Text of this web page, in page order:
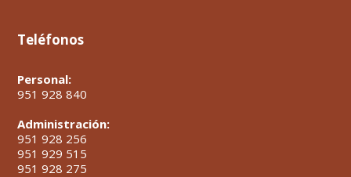
Teléfonos
Personal:
951 928 840
Administración:
951 928 256
951 929 515
951 928 275